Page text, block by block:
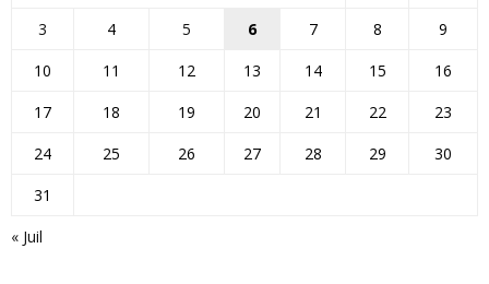
« Juil
3
4 5 6 7 8
9
10
11 12 13 14 15
16
17
18 19 20 21 22
23
24
25 26 27 28 29
30
31